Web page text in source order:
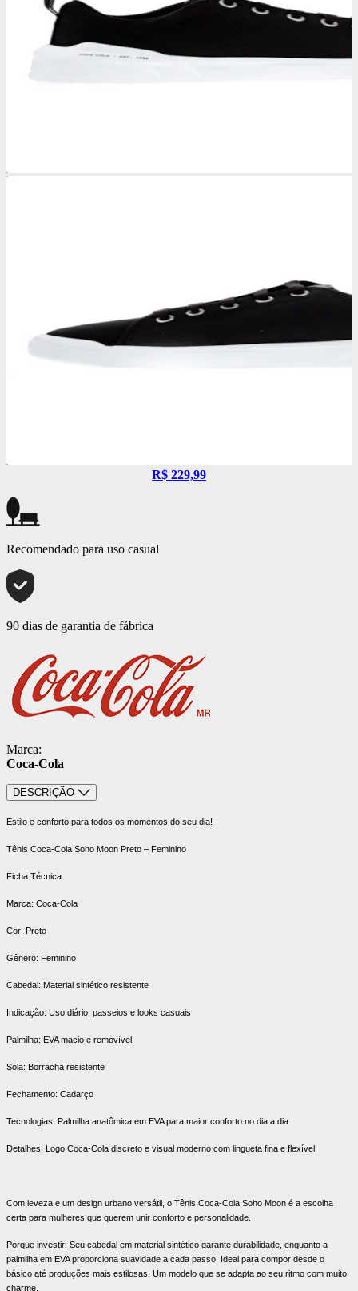
R$ 229,99
Recomendado para uso casual
90 dias de garantia de fábrica
Marca:
Coca-Cola
DESCRIÇÃO
Estilo e conforto para todos os momentos do seu dia!
Tênis Coca-Cola Soho Moon Preto – Feminino
Ficha Técnica:
Marca: Coca-Cola
Cor: Preto
Gênero: Feminino
Cabedal: Material sintético resistente
Indicação: Uso diário, passeios e looks casuais
Palmilha: EVA macio e removível
Sola: Borracha resistente
Fechamento: Cadarço
Tecnologias: Palmilha anatômica em EVA para maior conforto no dia a dia
Detalhes: Logo Coca-Cola discreto e visual moderno com lingueta fina e flexível
Com leveza e um design urbano versátil, o Tênis Coca-Cola Soho Moon é a escolha
certa para mulheres que querem unir conforto e personalidade.
Porque investir: Seu cabedal em material sintético garante durabilidade, enquanto a
palmilha em EVA proporciona suavidade a cada passo. Ideal para compor desde o
básico até produções mais estilosas. Um modelo que se adapta ao seu ritmo com muito
charme.